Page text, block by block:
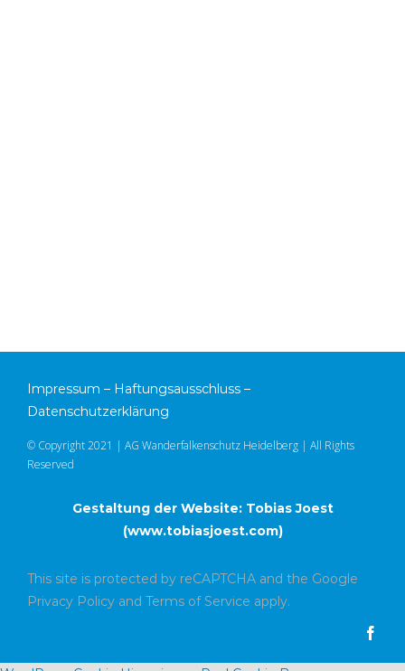
Impressum – Haftungsausschluss –
Datenschutzerklärung
© Copyright 2021 | AG Wanderfalkenschutz Heidelberg | All Rights
Reserved
Gestaltung der Website: Tobias Joest
(www.tobiasjoest.com)
This site is protected by reCAPTCHA and the Google
Privacy Policy and Terms of Service apply.